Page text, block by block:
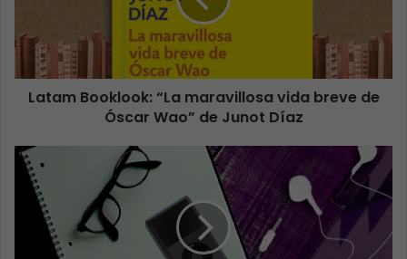
Latam Booklook: “La maravillosa vida breve de
Óscar Wao” de Junot Díaz